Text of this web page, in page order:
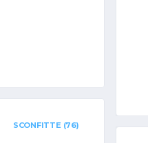
SCONFITTE (76)